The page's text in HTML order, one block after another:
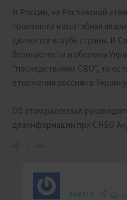
В России, на Ростовской
произошла масштабная
движется вглубь страны. В
безопасности и обороны
“последствиями СВО”, то
вторжения россиян в
Об этом рассказал
дезинформации при СНБО
Justin